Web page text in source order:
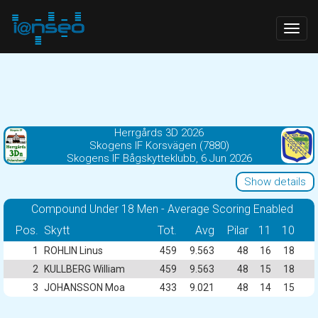
Herrgårds 3D 2026
Skogens IF Korsvägen (7880)
Skogens IF Bågskytteklubb, 6 Jun 2026
Show details
Compound Under 18 Men - Average Scoring Enabled
Pos. Skytt Tot. Avg Pilar 11 10
1 ROHLIN Linus 459 9.563 48 16
18
2
KULLBERG William 459 9.563 48 15
18
3 JOHANSSON Moa 433 9.021 48 14 15